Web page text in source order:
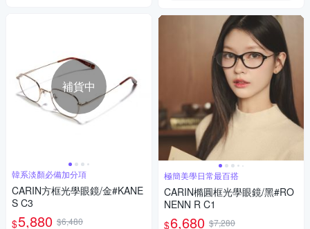
補貨中
韓系淡顏必備加分項
CARIN方框光學眼鏡/金#KANE
S C3
$5,880 $6,480
極簡美學日常最百搭
CARIN橢圓框光學眼鏡/黑#RO
NENN R C1
$6,680 $7,280